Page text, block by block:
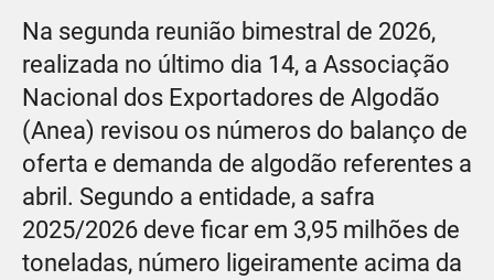
Na segunda reunião bimestral de 2026,
realizada no último dia 14, a Associação
Nacional dos Exportadores de Algodão
(Anea) revisou os números do balanço de
oferta e demanda de algodão referentes a
abril. Segundo a entidade, a safra
2025/2026 deve ficar em 3,95 milhões de
toneladas, número ligeiramente acima da